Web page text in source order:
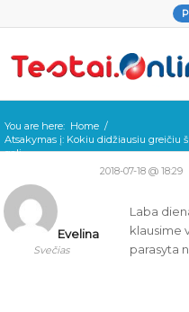
You are here: Home /
Atsakymas į: Kokiu didžiausiu greičiu
gali ...
2018-07-18 @ 18:29
Evelina
Svečias
Laba
klausime
parasyta